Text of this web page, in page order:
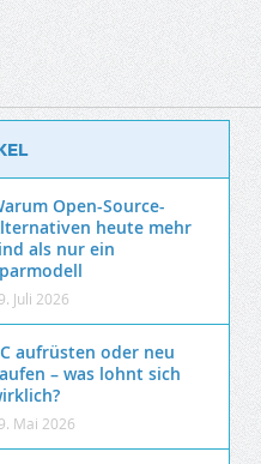
Open-Source-
heute mehr
als nur ein
Juli 2026
aufrüsten oder neu
– was lohnt sich
Mai 2026